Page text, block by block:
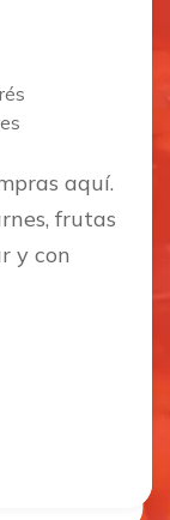
aquí.
frutas
y con